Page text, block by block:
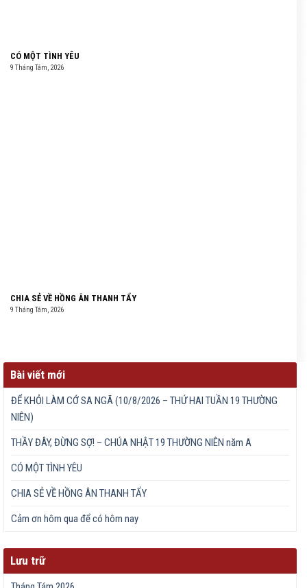
CÓ MỘT TÌNH YÊU
9 Tháng Tám, 2026
CHIA SẺ VỀ HỒNG ÂN THANH TẨY
9 Tháng Tám, 2026
Bài viết mới
ĐỂ KHỎI LÀM CỚ SA NGÃ (10/8/2026 – THỨ HAI TUẦN 19 THƯỜNG
NIÊN)
THẦY ĐÂY, ĐỪNG SỢ! – CHÚA NHẬT 19 THƯỜNG NIÊN năm A
CÓ MỘT TÌNH YÊU
CHIA SẺ VỀ HỒNG ÂN THANH TẨY
Cảm ơn hôm qua để có hôm nay
Lưu trữ